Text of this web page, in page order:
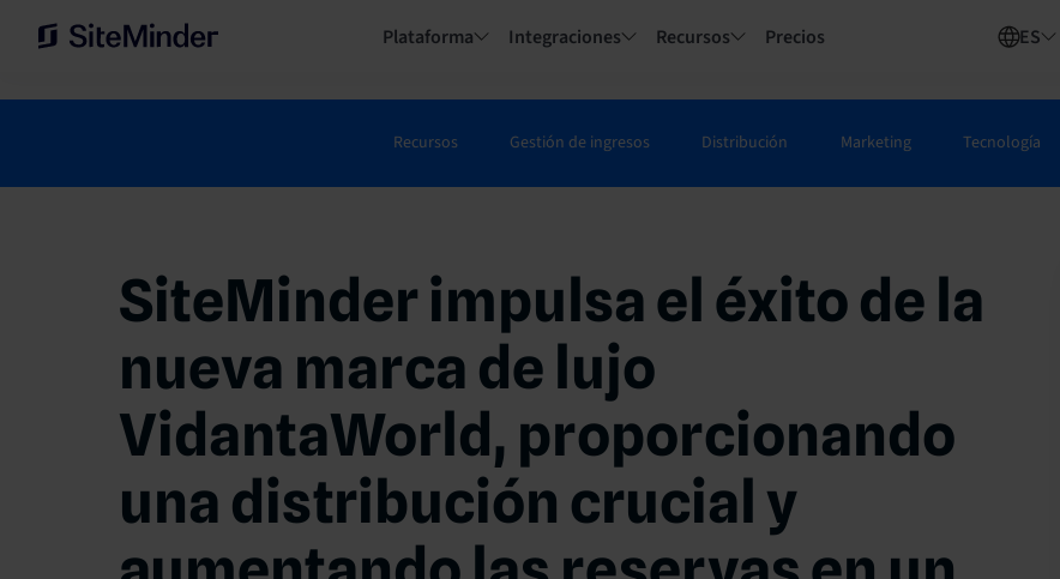
Plataforma Integraciones Recursos Precios ES
Recursos Gestión de ingresos Distribución Marketing Tecnología
SiteMinder impulsa el éxito de la
nueva marca de lujo
VidantaWorld, proporcionando
una distribución crucial y